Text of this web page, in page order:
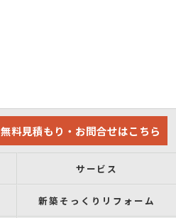
無料見積もり・お問合せはこちら
サービス
新築そっくりリフォーム